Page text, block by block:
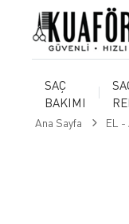
SAÇ
BAKIMI
Ana Sayfa EL -